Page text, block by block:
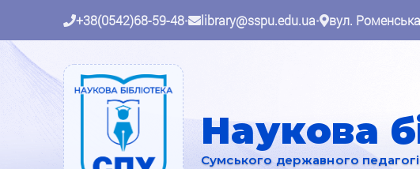
+38(0542)68-59-48• library@sspu.edu.ua• вул.
Наукова
Сумського державного